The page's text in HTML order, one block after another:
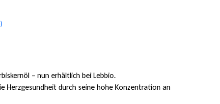
– nun erhältlich bei Lebbio.
Herzgesundheit durch seine hohe Konzentration an